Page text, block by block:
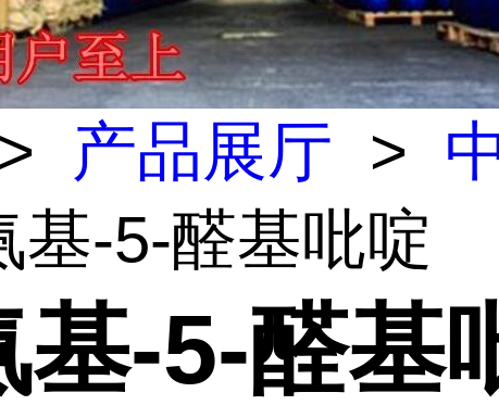
> 产品展厅 >
基-5-醛基吡啶
基-5-醛基